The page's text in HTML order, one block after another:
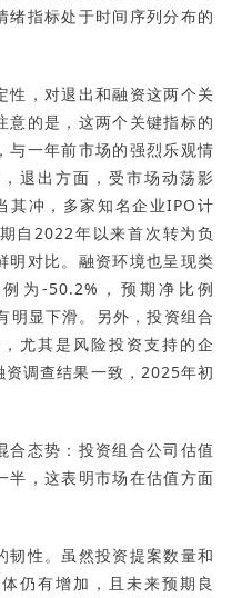
绪指标处于时间序列分布的
性，对退出和融资这两个关
意的是，这两个关键指标的
与一年前市场的强烈乐观情
退出方面，受市场动荡影
其冲，多家知名企业IPO计
自2022年以来首次转为负
明对比。融资环境也呈现类
为-50.2%，预期净比例
明显下滑。另外，投资组合
尤其是风险投资支持的企
调查结果一致，2025年初
合态势：投资组合公司估值
半，这表明市场在估值方面
韧性。虽然投资提案数量和
仍有增加，且未来预期良